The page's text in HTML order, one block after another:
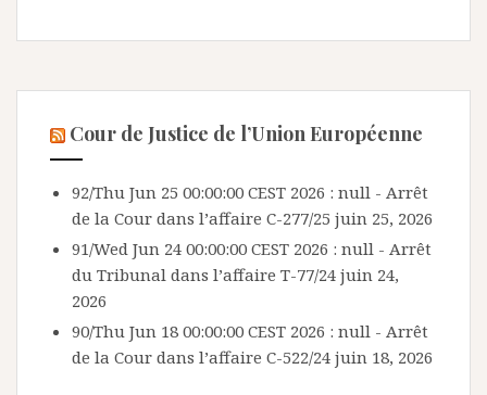
Cour de Justice de l’Union Européenne
92/Thu Jun 25 00:00:00 CEST 2026 : null - Arrêt
de la Cour dans l’affaire C-277/25 juin 25, 2026
91/Wed Jun 24 00:00:00 CEST 2026 : null - Arrêt
du Tribunal dans l’affaire T-77/24 juin 24,
2026
90/Thu Jun 18 00:00:00 CEST 2026 : null - Arrêt
de la Cour dans l’affaire C-522/24 juin 18, 2026